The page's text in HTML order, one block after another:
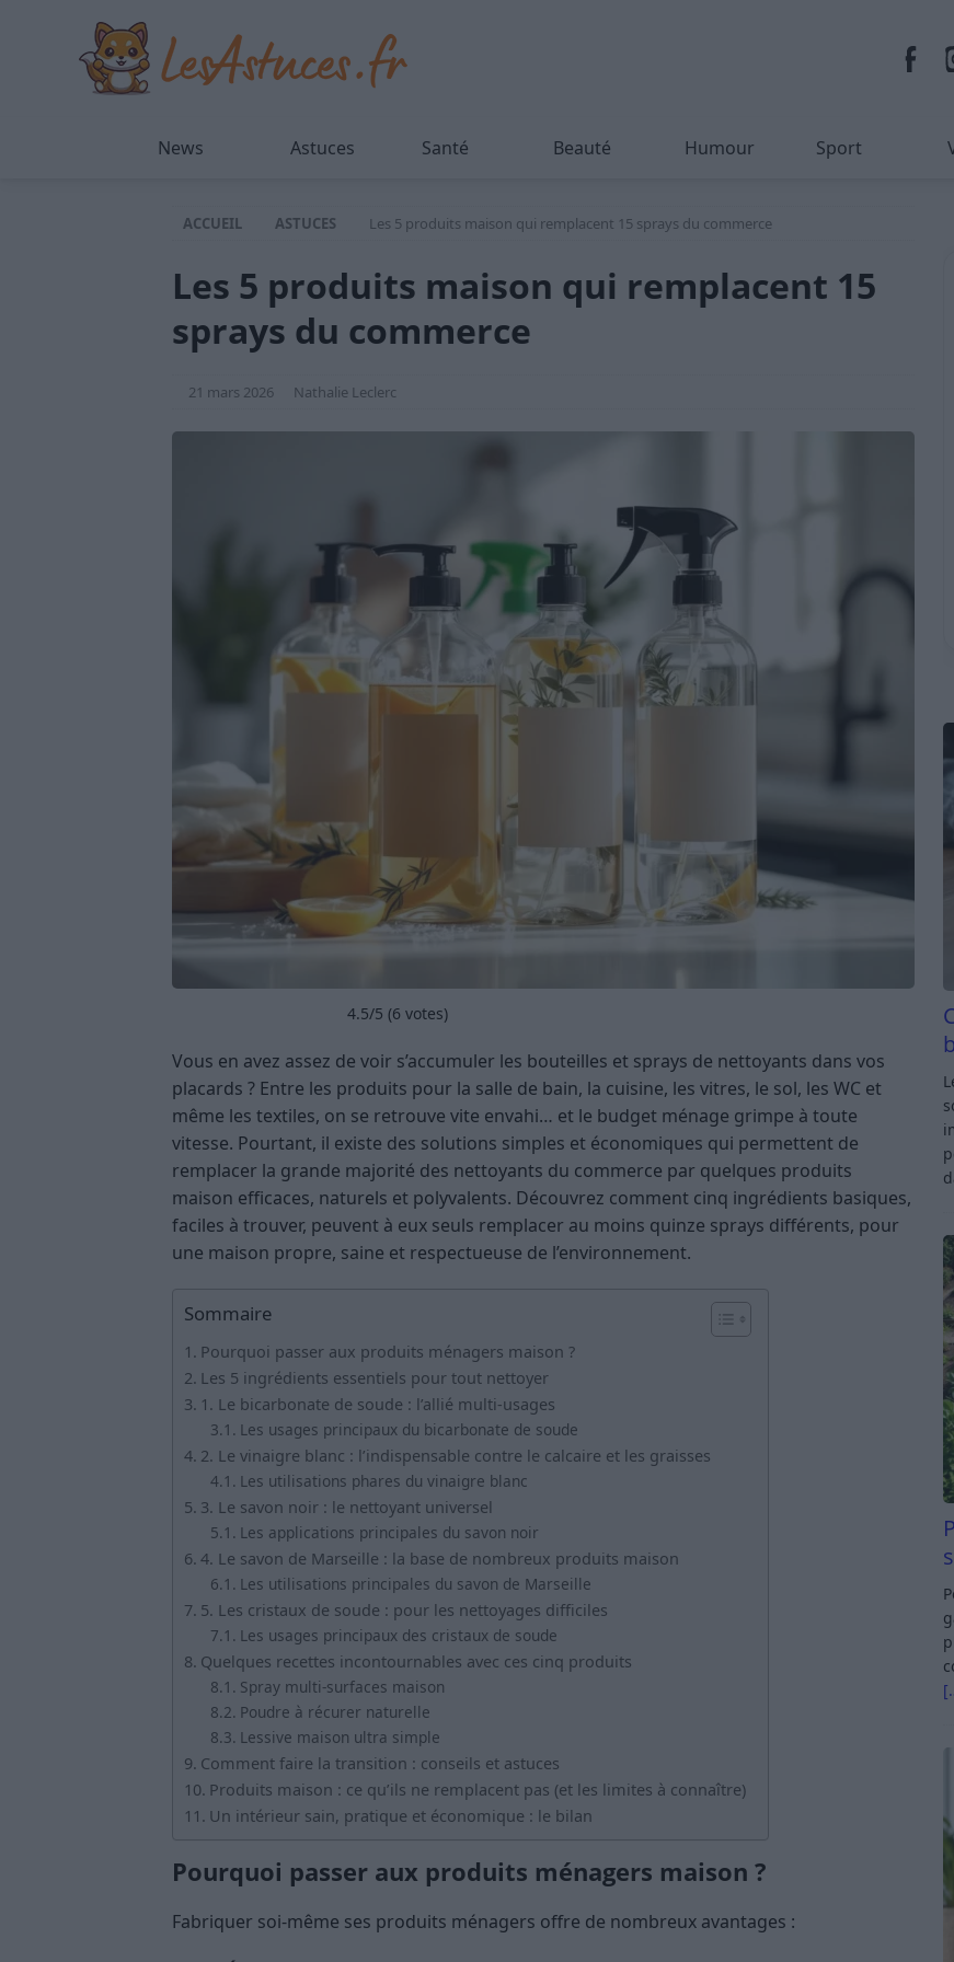
News Astuces Santé Beauté Humour Sport
ACCUEIL ASTUCES Les 5 produits maison qui remplacent 15 sprays du commerce
Les 5 produits maison qui remplacent 15
sprays du commerce
21 mars 2026 Nathalie Leclerc
4.5/5 (6 votes)
Vous en avez assez de voir s’accumuler les bouteilles et sprays de nettoyants dans vos
placards ? Entre les produits pour la salle de bain, la cuisine, les vitres, le sol, les WC et
même les textiles, on se retrouve vite envahi… et le budget ménage grimpe à toute
vitesse. Pourtant, il existe des solutions simples et économiques qui permettent de
remplacer la grande majorité des nettoyants du commerce par quelques produits
maison efficaces, naturels et polyvalents. Découvrez comment cinq ingrédients basiques,
faciles à trouver, peuvent à eux seuls remplacer au moins quinze sprays différents, pour
une maison propre, saine et respectueuse de l’environnement.
Sommaire
Pourquoi passer aux produits ménagers maison ?
Les 5 ingrédients essentiels pour tout nettoyer
1. Le bicarbonate de soude : l’allié multi-usages
Les usages principaux du bicarbonate de soude
2. Le vinaigre blanc : l’indispensable contre le calcaire et les graisses
Les utilisations phares du vinaigre blanc
3. Le savon noir : le nettoyant universel
Les applications principales du savon noir
4. Le savon de Marseille : la base de nombreux produits maison
Les utilisations principales du savon de Marseille
5. Les cristaux de soude : pour les nettoyages difficiles
Les usages principaux des cristaux de soude
Quelques recettes incontournables avec ces cinq produits
Spray multi-surfaces maison
Poudre à récurer naturelle
Lessive maison ultra simple
Comment faire la transition : conseils et astuces
Produits maison : ce qu’ils ne remplacent pas (et les limites à connaître)
Un intérieur sain, pratique et économique : le bilan
Pourquoi passer aux produits ménagers maison ?
Fabriquer soi-même ses produits ménagers offre de nombreux avantages :